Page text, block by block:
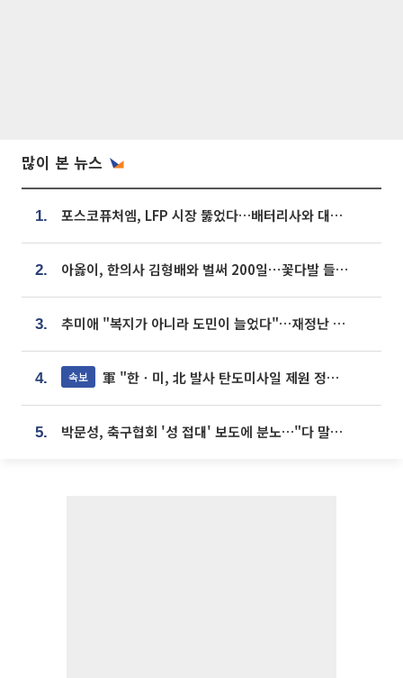
많이 본 뉴스
1. 포스코퓨처엠, LFP 시장 뚫었다…배터리사와 대규모 장기 공급 합의
2. 아옳이, 한의사 김형배와 벌써 200일⋯꽃다발 들고 "프러포즈 아냐"
3. 추미애 "복지가 아니라 도민이 늘었다"…재정난 책임론 정면돌파
4. 속보 軍 "한ㆍ미, 北 발사 탄도미사일 제원 정밀분석 중"
5. 박문성, 축구협회 '성 접대' 보도에 분노…"다 말아먹으려고 작정했나"